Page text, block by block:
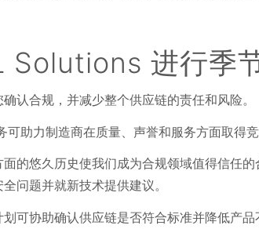
Solutions 进行季
认合规，并减少整个供应链的责任和风险。
助力制造商在质量、声誉和服务方面取得
的悠久历史使我们成为合规领域值得信任
问题并就新技术提供建议。
可协助确认供应链是否符合标准并降低产